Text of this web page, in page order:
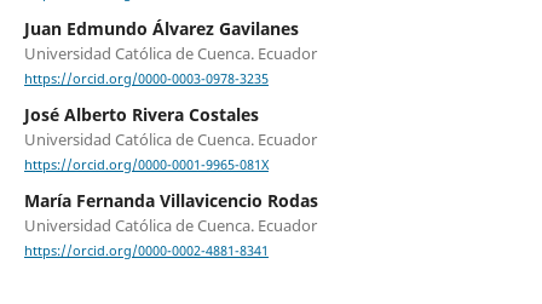
Juan Edmundo Álvarez Gavilanes
Universidad Católica de Cuenca. Ecuador
https://orcid.org/0000-0003-0978-3235
José Alberto Rivera Costales
Universidad Católica de Cuenca. Ecuador
https://orcid.org/0000-0001-9965-081X
María Fernanda Villavicencio Rodas
Universidad Católica de Cuenca. Ecuador
https://orcid.org/0000-0002-4881-8341